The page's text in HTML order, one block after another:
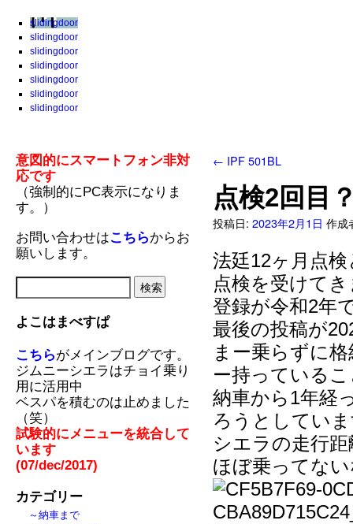
slidingdoor
slidingdoor
slidingdoor
slidingdoor
slidingdoor
slidingdoor
slidingdoor
意図的にスマートフォン非対
応です
（強制的にPC表示になりま
す。）
お問い合わせはこちらからお
願いします。
よこはまべすぱ
こちらがメインブログです。
ジムニーシエラはチョイ乗り
用に活用中
ベスパを積むのは止めました
（笑）
試験的にメニューを統合して
います
(07/dec/2017)
カテゴリー
～納車まで
← IPF 501BL
点検2回目
投稿日: 2023年2月1日 作成
法廷12ヶ月点
点検を受けて
登録が令和2年
最後の投稿が
まー乗らずに
ー持っている
納車から1年経
ろうとしてい
シエラの走行
ほぼ乗ってな